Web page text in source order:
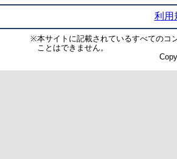
利用
※本サイトに記載されているすべてのコ
ことはできません。